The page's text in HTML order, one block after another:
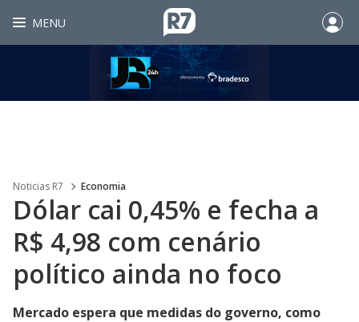
MENU
Noticias R7 Economia
Dólar cai 0,45% e fecha a
R$ 4,98 com cenário
político ainda no foco
Mercado espera que medidas do governo, como